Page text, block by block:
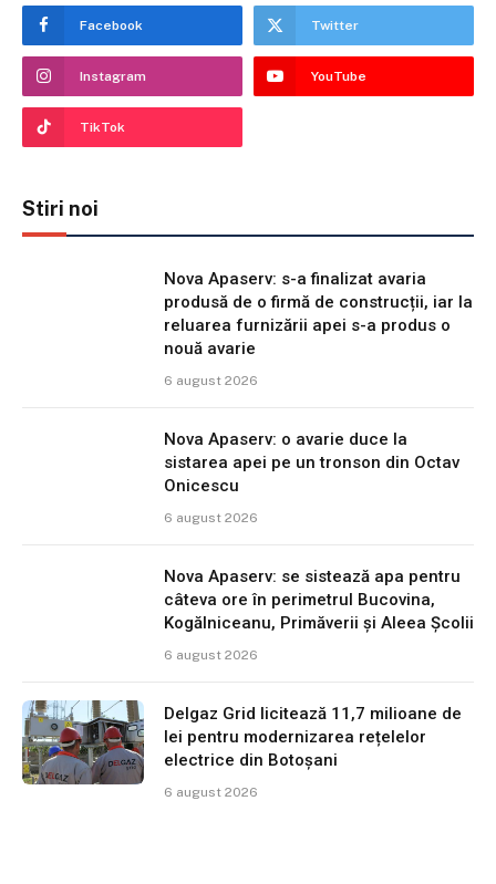
Facebook Twitter
Instagram YouTube
TikTok
Stiri noi
Nova Apaserv: s-a finalizat avaria
produsă de o firmă de construcții, iar la
reluarea furnizării apei s-a produs o
nouă avarie
6 august 2026
Nova Apaserv: o avarie duce la
sistarea apei pe un tronson din Octav
Onicescu
6 august 2026
Nova Apaserv: se sistează apa pentru
câteva ore în perimetrul Bucovina,
Kogălniceanu, Primăverii și Aleea Școlii
6 august 2026
Delgaz Grid licitează 11,7 milioane de
lei pentru modernizarea rețelelor
electrice din Botoșani
6 august 2026